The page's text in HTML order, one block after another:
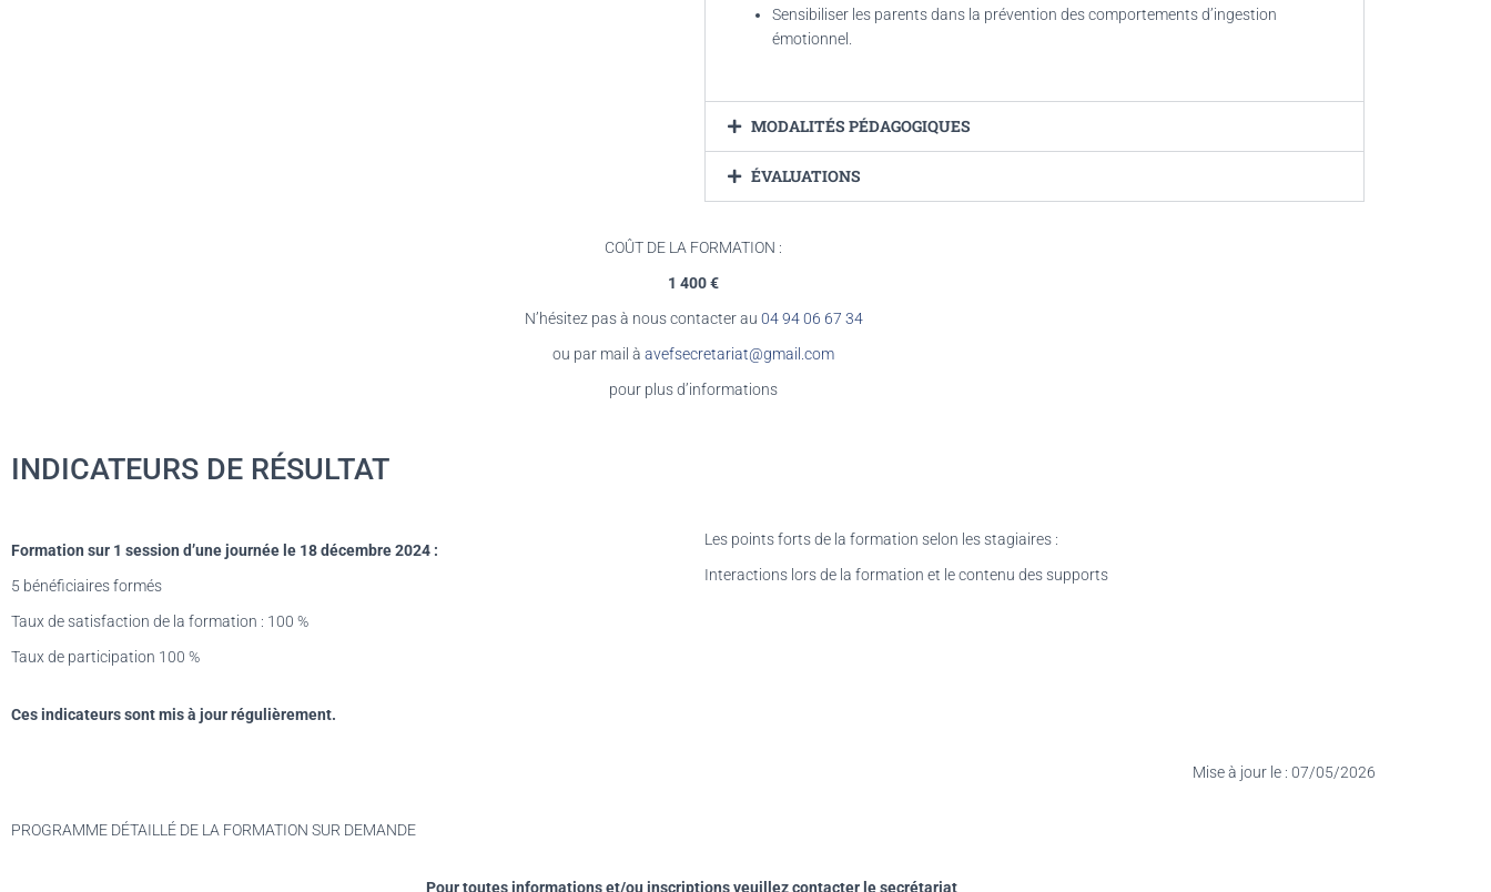
Sensibiliser les parents dans la prévention des comportements d’ingestion
émotionnel.
MODALITÉS PÉDAGOGIQUES
ÉVALUATIONS
COÛT DE LA FORMATION :
1 400 €
N’hésitez pas à nous contacter au 04 94 06 67 34
ou par mail à avefsecretariat@gmail.com
pour plus d’informations
INDICATEURS DE RÉSULTAT
Formation sur 1 session d’une journée le 18 décembre 2024 :
5 bénéficiaires formés
Taux de satisfaction de la formation : 100 %
Taux de participation 100 %
Les points forts de la formation selon les stagiaires :
Interactions lors de la formation et le contenu des supports
Ces indicateurs sont mis à jour régulièrement.
Mise à jour le : 07/05/2026
PROGRAMME DÉTAILLÉ DE LA FORMATION SUR DEMANDE
Pour toutes informations et/ou inscriptions veuillez contacter le secrétariat